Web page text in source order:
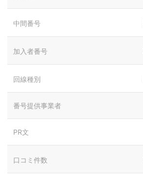
中間番号
加入者番号
回線種別
番号提供事業者
PR文
口コミ件数